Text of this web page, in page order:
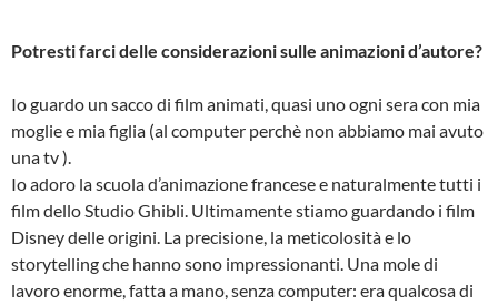
Potresti farci delle considerazioni sulle animazioni d’autore?
Io guardo un sacco di film animati, quasi uno ogni sera con mia
moglie e mia figlia (al computer perchè non abbiamo mai avuto
una tv ).
Io adoro la scuola d’animazione francese e naturalmente tutti i
film dello Studio Ghibli. Ultimamente stiamo guardando i film
Disney delle origini. La precisione, la meticolosità e lo
storytelling che hanno sono impressionanti. Una mole di
lavoro enorme, fatta a mano, senza computer: era qualcosa di